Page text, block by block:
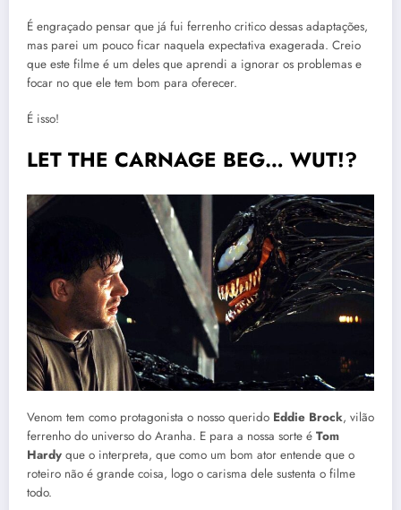
É engraçado pensar que já fui ferrenho critico dessas adaptações,
mas parei um pouco ficar naquela expectativa exagerada. Creio
que este filme é um deles que aprendi a ignorar os problemas e
focar no que ele tem bom para oferecer.
É isso!
LET THE CARNAGE BEG… WUT!?
Venom tem como protagonista o nosso querido Eddie Brock, vilão
ferrenho do universo do Aranha. E para a nossa sorte é Tom
Hardy que o interpreta, que como um bom ator entende que o
roteiro não é grande coisa, logo o carisma dele sustenta o filme
todo.